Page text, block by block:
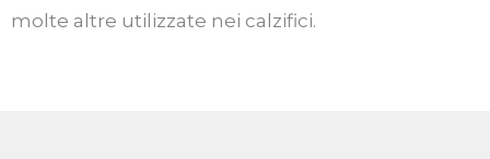
molte altre utilizzate nei calzifici.